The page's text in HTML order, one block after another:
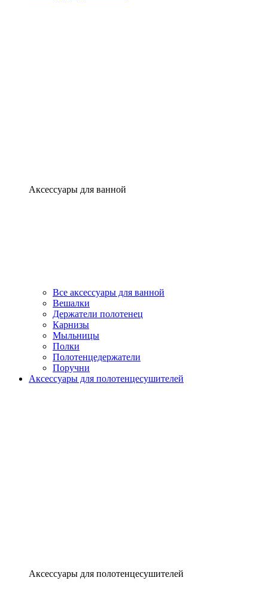
Аксессуары для ванной
Все аксессуары для ванной
Вешалки
Держатели полотенец
Карнизы
Мыльницы
Полки
Полотенцедержатели
Поручни
Аксессуары для полотенцесушителей
Аксессуары для полотенцесушителей